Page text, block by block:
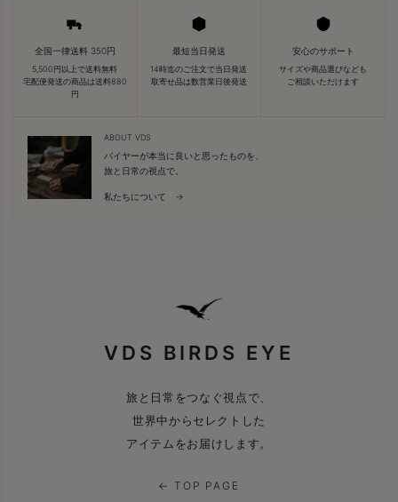
全国一律送料 350円
5,500円以上で送料無料
宅配便発送の商品は送料880
円
最短当日発送
14時迄のご注文で当日発送
取寄せ品は数営業日後発送
安心のサポート
サイズや商品選びなども
ご相談いただけます
ABOUT VDS
バイヤーが本当に良いと思ったものを、
旅と日常の視点で。
私たちについて →
VDS BIRDS EYE
旅と日常をつなぐ視点で、
世界中からセレクトした
アイテムをお届けします。
← TOP PAGE